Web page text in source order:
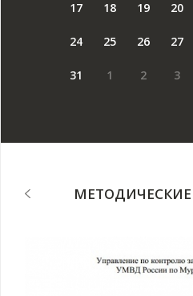
17 18 19 20
24 25 26 27
31 1 2 3